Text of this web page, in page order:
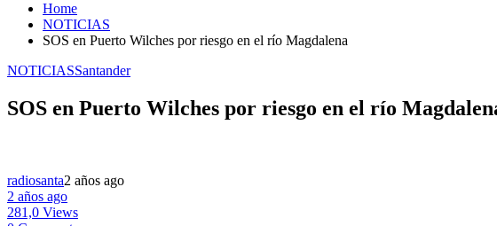
Home
NOTICIAS
SOS en Puerto Wilches por riesgo en el río Magdalena
NOTICIASSantander
SOS en Puerto Wilches por riesgo en el río
radiosanta2 años ago
2 años ago
281,0 Views